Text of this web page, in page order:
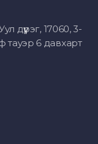
дүүрэг, 17060, 3-
тауэр 6 давхарт